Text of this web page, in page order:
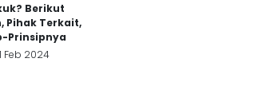
Berikut
Pihak Terkait,
Prinsipnya
Feb 2024